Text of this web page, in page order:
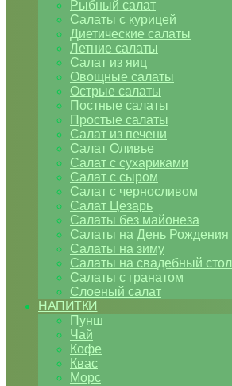
Рыбный салат
Салаты с курицей
Диетические салаты
Летние салаты
Салат из яиц
Овощные салаты
Острые салаты
Постные салаты
Простые салаты
Салат из печени
Салат Оливье
Салат с сухариками
Салат с сыром
Салат с черносливом
Салат Цезарь
Салаты без майонеза
Салаты на День Рождения
Салаты на зиму
Салаты на свадебный стол
Салаты с гранатом
Слоеный салат
НАПИТКИ
Пунш
Чай
Кофе
Квас
Морс